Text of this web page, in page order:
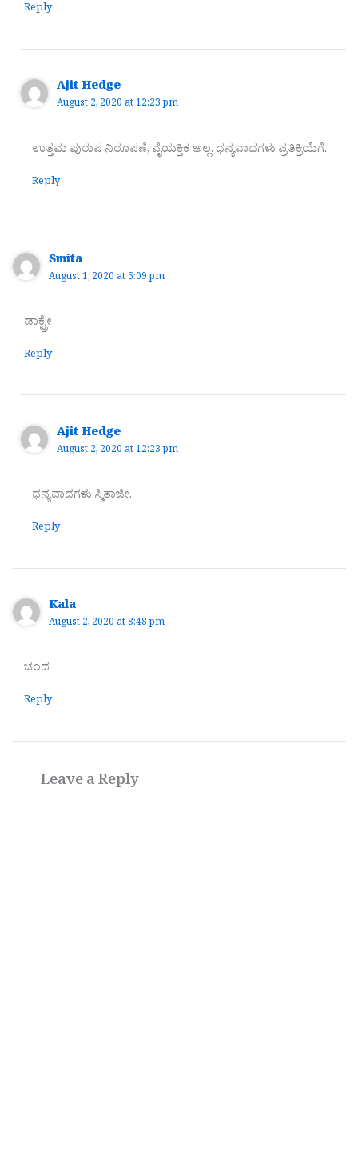
Reply
Ajit Hedge
August 2, 2020 at 12:23 pm
ಉತ್ತಮ ಪುರುಷ ನಿರೂಪಣೆ, ವೈಯಕ್ತಿಕ ಅಲ್ಲ. ಧನ್ಯವಾದಗಳು ಪ್ರತಿಕ್ರಿಯೆಗೆ.
Reply
Smita
August 1, 2020 at 5:09 pm
ಡಾಕ್ಟ್ರೇ
Reply
Ajit Hedge
August 2, 2020 at 12:23 pm
ಧನ್ಯವಾದಗಳು ಸ್ಮಿತಾಜೀ.
Reply
Kala
August 2, 2020 at 8:48 pm
ಚಂದ
Reply
Leave a Reply